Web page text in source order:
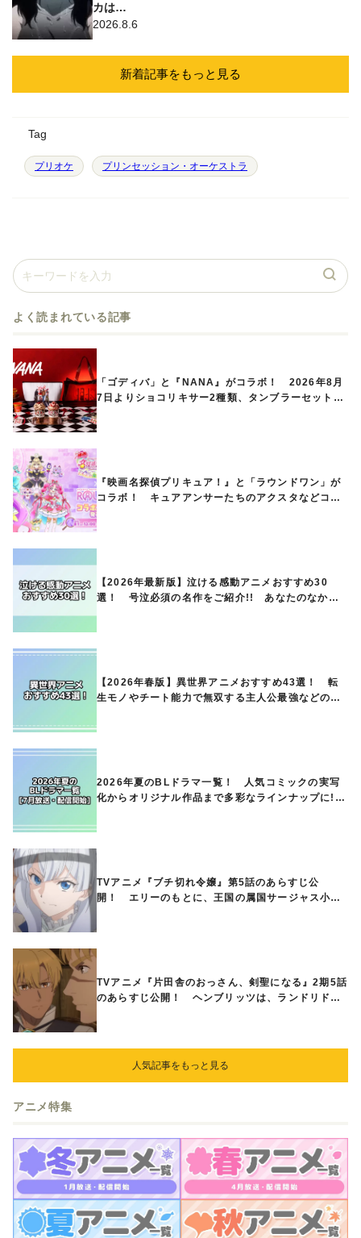
カは…
2026.8.6
新着記事をもっと見る
Tag
プリオケ プリンセッション・オーケストラ
よく読まれている記事
「ゴディバ」と『NANA』がコラボ！ 2026年8月
7日よりショコリキサー2種類、タンブラーセットな
『映画名探偵プリキュア！』と「ラウンドワン」が
コラボ！ キュアアンサーたちのアクスタなどコラ
【2026年最新版】泣ける感動アニメおすすめ30
選！ 号泣必須の名作をご紹介!! あなたのなかの
【2026年春版】異世界アニメおすすめ43選！ 転
生モノやチート能力で無双する主人公最強などの人
2026年夏のBLドラマ一覧！ 人気コミックの実写
化からオリジナル作品まで多彩なラインナップに!!
TVアニメ『ブチ切れ令嬢』第5話のあらすじ公
開！ エリーのもとに、王国の属国サージャス小王
TVアニメ『片田舎のおっさん、剣聖になる』2期5話
のあらすじ公開！ ヘンブリッツは、ランドリドに
人気記事をもっと見る
アニメ特集